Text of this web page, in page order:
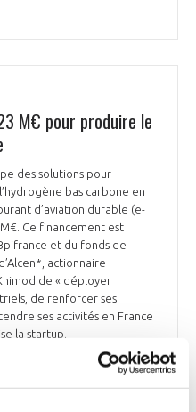
M€ pour produire le
des solutions pour
bas carbone en
d’aviation durable (e-
Ce financement est
et du fonds de
actionnaire
de « déployer
de renforcer ses
ses activités en France
la startup.